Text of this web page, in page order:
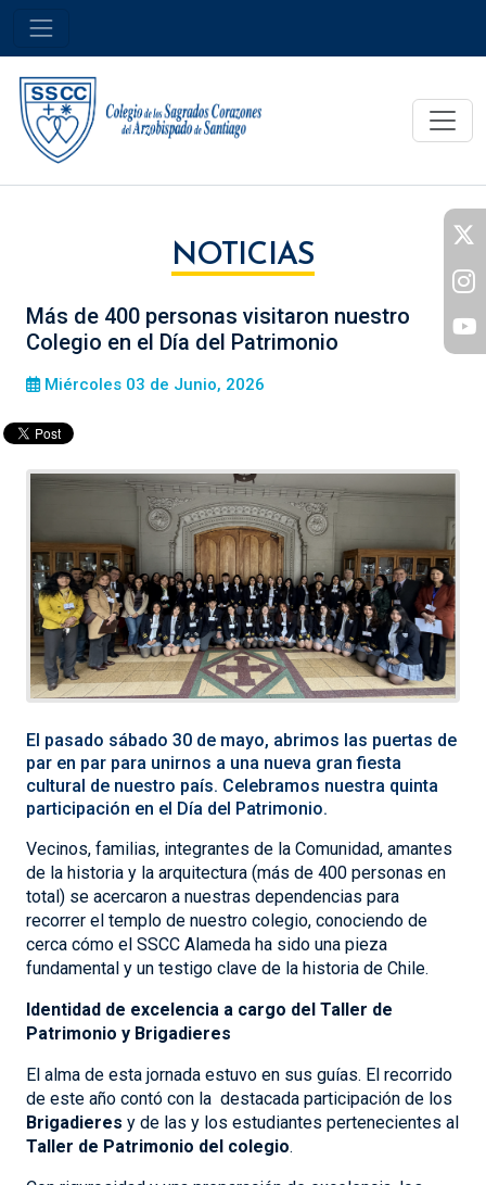
NOTICIAS
Más de 400 personas visitaron nuestro
Colegio en el Día del Patrimonio
Miércoles 03 de Junio, 2026
El pasado sábado 30 de mayo, abrimos las puertas de
par en par para unirnos a una nueva gran fiesta
cultural de nuestro país. Celebramos nuestra quinta
participación en el Día del Patrimonio.
Vecinos, familias, integrantes de la Comunidad, amantes
de la historia y la arquitectura (más de 400 personas en
total) se acercaron a nuestras dependencias para
recorrer el templo de nuestro colegio, conociendo de
cerca cómo el SSCC Alameda ha sido una pieza
fundamental y un testigo clave de la historia de Chile.
Identidad de excelencia a cargo del Taller de
Patrimonio y Brigadieres
El alma de esta jornada estuvo en sus guías. El recorrido
de este año contó con la destacada participación de los
Brigadieres y de las y los estudiantes pertenecientes al
Taller de Patrimonio del colegio.